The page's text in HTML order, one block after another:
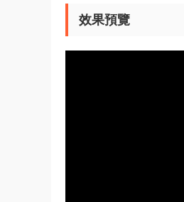
效果預覽